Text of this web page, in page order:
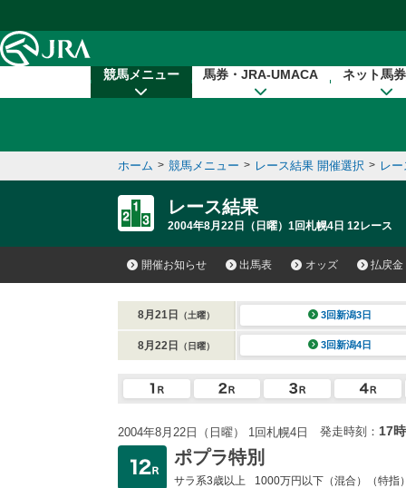
競馬メニュー 馬券・JRA-UMACA ネット馬
ホーム > 競馬メニュー > レース結果 開催選択 > レ
レース結果
2004年8月22日（日曜）1回札幌4日 12レース
開催お知らせ 出馬表 オッズ 払戻金
8月21日 （土曜） 3回新潟3日
8月22日 （日曜） 3回新潟4日
2004年8月22日（日曜） 1回札幌4日 発走時刻： 17
ポプラ特別
サラ系3歳以上 1000万円以下 （混合）（特指